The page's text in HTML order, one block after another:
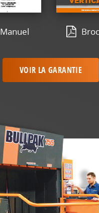
Manuel
VOIR LA GARANTIE